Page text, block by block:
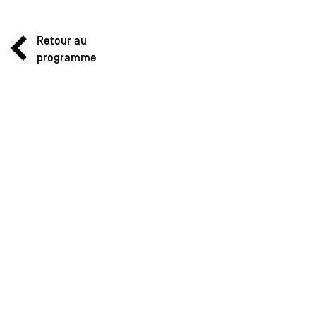
Retour au
programme